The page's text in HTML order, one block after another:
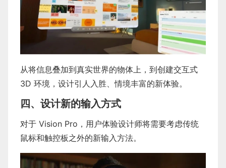
从将信息叠加到真实世界的物体上，到创建交互式
3D 环境，设计引人入胜、情境丰富的新体验。
四、设计新的输入方式
对于 Vision Pro，用户体验设计师将需要考虑传统
鼠标和触控板之外的新输入方法。